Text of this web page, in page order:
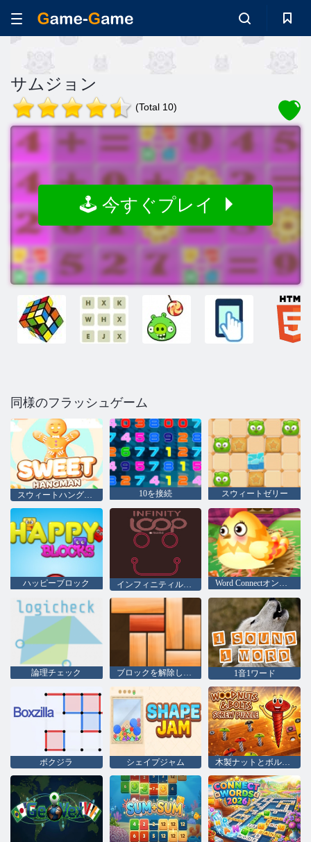
サムジョン
(Total 10)
🕹️ 今すぐプレイ
同様のフラッシュゲーム
スウィートハングマン 10を接続 スウィートゼリー
ハッピーブロック インフィニティループオンライン null Word Connectオンライン
論理チェック ブロックを解除してください 1音1ワード
ボクジラ シェイプジャム 木製ナットとボルトのネジパズル